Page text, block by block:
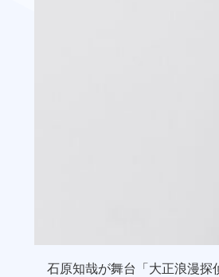
石原知哉が舞台「大正浪漫探